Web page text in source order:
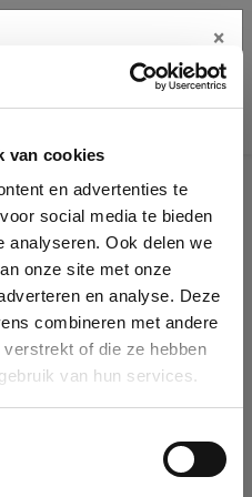
van cookies
en advertenties te
social media te bieden
analyseren. Ook delen we
onze site met onze
en analyse. Deze
combineren met andere
of die ze hebben
van hun services.
details
by name, VAT or
it will auto-complete the
in our database, you can create
×